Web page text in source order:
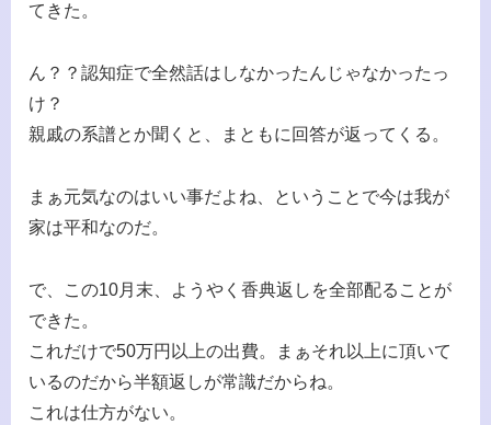
てきた。
ん？？認知症で全然話はしなかったんじゃなかったっ
け？
親戚の系譜とか聞くと、まともに回答が返ってくる。
まぁ元気なのはいい事だよね、ということで今は我が
家は平和なのだ。
で、この10月末、ようやく香典返しを全部配ることが
できた。
これだけで50万円以上の出費。まぁそれ以上に頂いて
いるのだから半額返しが常識だからね。
これは仕方がない。